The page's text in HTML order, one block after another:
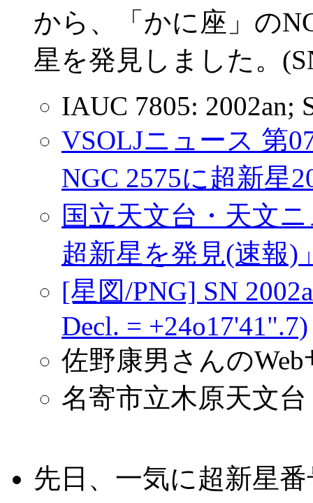
から、「かに座」の
星を発見しました。
IAUC 7805: 2002an;
VSOLJニュース 第
NGC 2575に超新星
国立天文台・天文
超新星を発見(速報)
[星図/PNG] SN
Decl. = +24o17'41".7)
佐野康男さんの
名寄市立木原天文台
先日、一気に超新星